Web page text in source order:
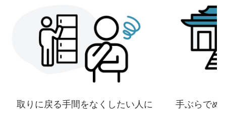
取りに戻る手間をなくしたい人に 手ぶらでめ